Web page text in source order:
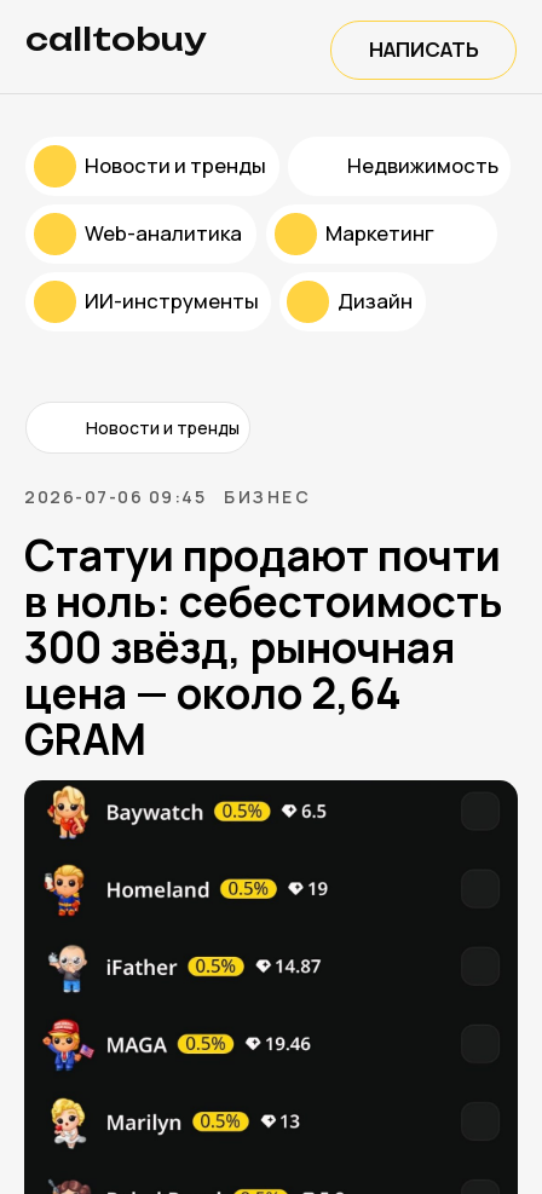
НАПИСАТЬ
calltobuy
Дизайн
Web-аналитика Маркетинг
ИИ-инструменты
Новости и тренды
2026-07-06 09:45 БИЗНЕС
Статуи продают почти
в ноль: себестоимость
300 звёзд, рыночная
цена — около 2,64
GRAM